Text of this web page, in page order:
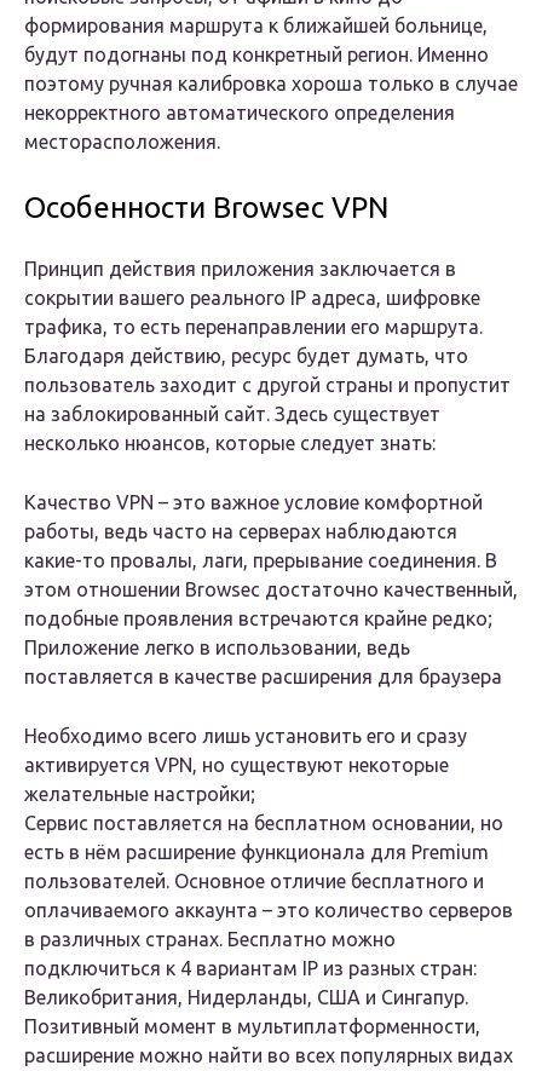
формирования маршрута к ближайшей больнице,
будут подогнаны под конкретный регион. Именно
поэтому ручная калибровка хороша только в случае
некорректного автоматического определения
месторасположения.
Особенности Browsec VPN
Принцип действия приложения заключается в
сокрытии вашего реального IP адреса, шифровке
трафика, то есть перенаправлении его маршрута.
Благодаря действию, ресурс будет думать, что
пользователь заходит с другой страны и пропустит
на заблокированный сайт. Здесь существует
несколько нюансов, которые следует знать:
Качество VPN – это важное условие комфортной
работы, ведь часто на серверах наблюдаются
какие-то провалы, лаги, прерывание соединения. В
этом отношении Browsec достаточно качественный,
подобные проявления встречаются крайне редко;
Приложение легко в использовании, ведь
поставляется в качестве расширения для браузера
Необходимо всего лишь установить его и сразу
активируется VPN, но существуют некоторые
желательные настройки;
Сервис поставляется на бесплатном основании, но
есть в нём расширение функционала для Premium
пользователей. Основное отличие бесплатного и
оплачиваемого аккаунта – это количество серверов
в различных странах. Бесплатно можно
подключиться к 4 вариантам IP из разных стран:
Великобритания, Нидерланды, США и Сингапур.
Позитивный момент в мультиплатформенности,
расширение можно найти во всех популярных видах